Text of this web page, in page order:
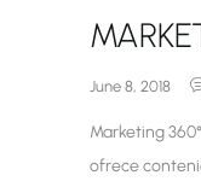
June 8, 2018
Marketing
ofrece